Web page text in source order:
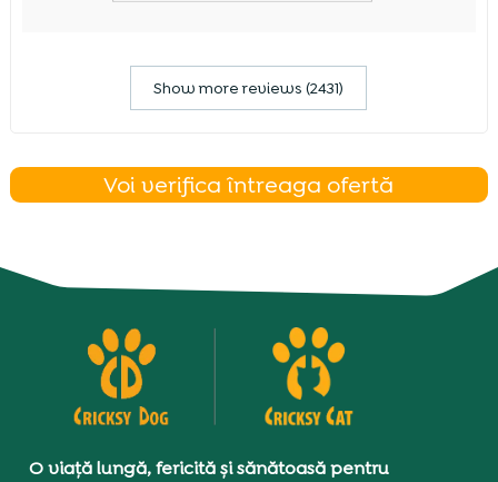
Show more reviews (2431)
Voi verifica întreaga ofertă
O viață lungă, fericită și sănătoasă pentru